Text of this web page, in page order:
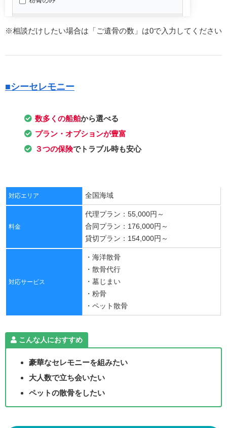
※相談だけしたい場合は「ご遺骨の数」は0で入力してください
■シーセレモニー
数多くの船舶から選べる
プラン・オプションが豊富
３つの保険でトラブル時も安心
対応エリア 全国海域
料金
代理プラン：55,000円～
合同プラン：176,000円～
貸切プラン：154,000円～
対応サービス
・海洋散骨
・散骨代行
・墓じまい
・粉骨
・ペット散骨
こんな人におすすめ
豪華なセレモニーを組みたい
大人数で立ち会いたい
ペットの散骨をしたい